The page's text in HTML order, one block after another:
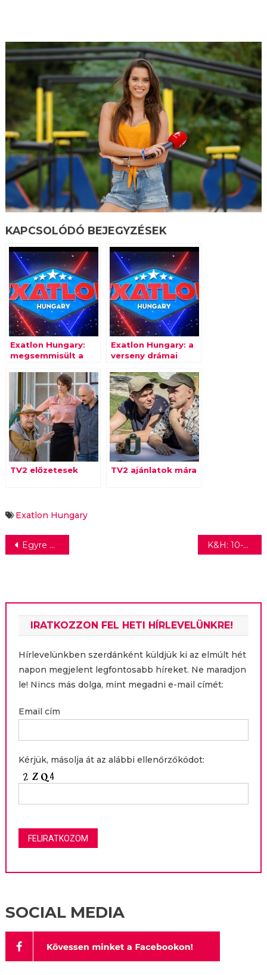
KAPCSOLÓDÓ BEJEGYZÉSEK
Exatlon Hungary:
megsemmisült a
– a Kihívók húzták
be a győztes
pontot
Exatlon Hungary: a
verseny drámai
TV2 előzetesek TV2 ajánlatok mára
Exatlon Hungary
Bejegyzés
Egyre nagyobb üzlet a női sport K&H: 10-ből 4 fiatal mindössze 1 hónapig bírná jövedelem nélkül
IRATKOZZON FEL HETI HÍRLEVELÜNKRE!
Hírlevelünkben szerdánként küldjük ki az elmúlt hét
napon megjelent legfontosabb híreket. Ne maradjon
le! Nincs más dolga, mint megadni e-mail címét:
Email cím
Kérjük, másolja át az alábbi ellenőrzőkódot:
SOCIAL MEDIA